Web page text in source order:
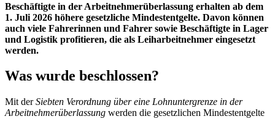
Beschäftigte in der Arbeitnehmerüberlassung erhalten ab dem
1. Juli 2026 höhere gesetzliche Mindestentgelte. Davon können
auch viele Fahrerinnen und Fahrer sowie Beschäftigte in Lager
und Logistik profitieren, die als Leiharbeitnehmer eingesetzt
werden.
Was wurde beschlossen?
Mit derSiebten Verordnung über eine Lohnuntergrenze in der
Arbeitnehmerüberlassung werden die gesetzlichen Mindestentgelte